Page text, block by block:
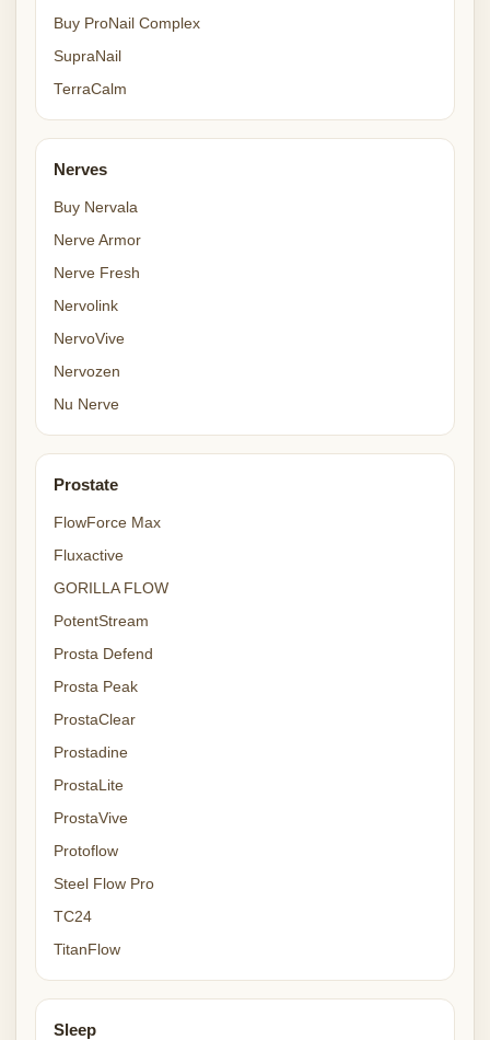
Buy ProNail Complex
SupraNail
TerraCalm
Nerves
Buy Nervala
Nerve Armor
Nerve Fresh
Nervolink
NervoVive
Nervozen
Nu Nerve
Prostate
FlowForce Max
Fluxactive
GORILLA FLOW
PotentStream
Prosta Defend
Prosta Peak
ProstaClear
Prostadine
ProstaLite
ProstaVive
Protoflow
Steel Flow Pro
TC24
TitanFlow
Sleep